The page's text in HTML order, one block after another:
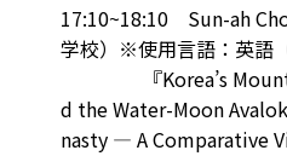
17:10~18:10 Sun-ah
学校）※使用言語：英語
『Korea’s Mount
d the Water-Moon
nasty — A Comparative